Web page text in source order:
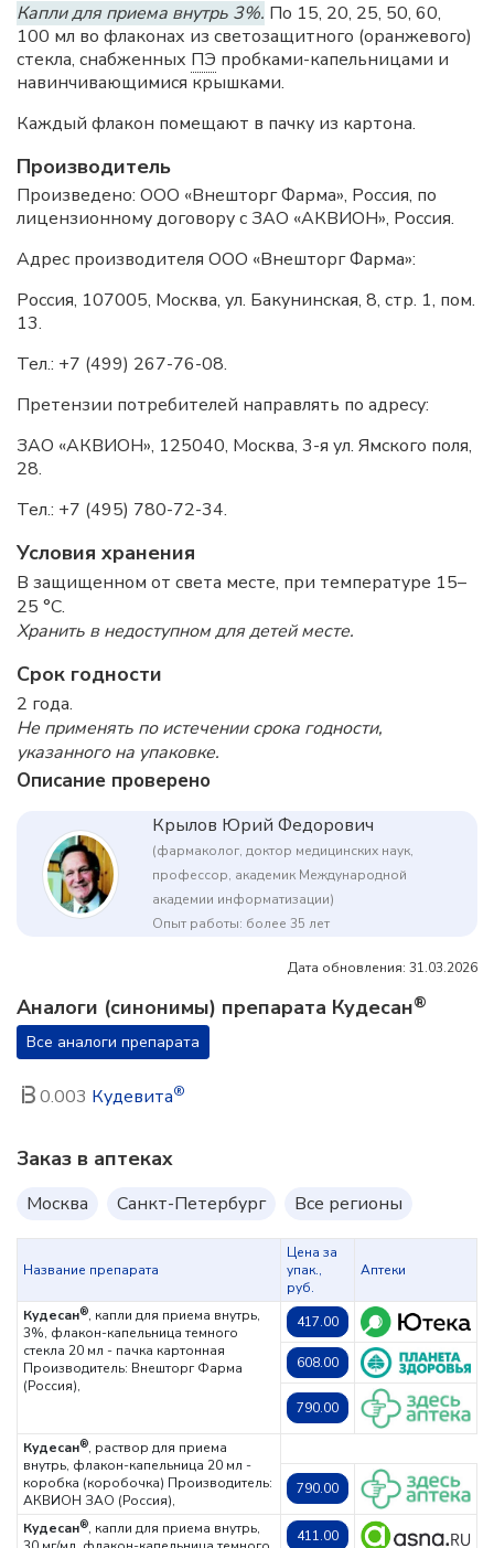
Капли для приема внутрь 3%. По 15, 20, 25, 50, 60,
100 мл во флаконах из светозащитного (оранжевого)
стекла, снабженных ПЭ пробками-капельницами и
навинчивающимися крышками.
Каждый флакон помещают в пачку из картона.
Производитель
Произведено: ООО «Внешторг Фарма», Россия, по
лицензионному договору с ЗАО «АКВИОН», Россия.
Адрес производителя ООО «Внешторг Фарма»:
Россия, 107005, Москва, ул. Бакунинская, 8, стр. 1, пом.
13.
Тел.: +7 (499) 267-76-08.
Претензии потребителей направлять по адресу:
ЗАО «АКВИОН», 125040, Москва, 3-я ул. Ямского поля,
28.
Тел.: +7 (495) 780-72-34.
Условия хранения
В защищенном от света месте, при температуре 15–
25 °C.
Хранить в недоступном для детей месте.
Срок годности
2 года.
Не применять по истечении срока годности,
указанного на упаковке.
Описание проверено
Крылов Юрий Федорович
(фармаколог, доктор медицинских наук,
профессор, академик Международной
академии информатизации)
Опыт работы: более 35 лет
Дата обновления: 31.03.2026
Аналоги (синонимы) препарата Кудесан®
Все аналоги препарата
0.003 Кудевита®
Заказ в аптеках
Москва Санкт-Петербург Все регионы
Название препарата
Цена за
упак.,
руб.
Аптеки
Кудесан®, капли для приема внутрь,
3%, флакон-капельница темного
стекла 20 мл - пачка картонная
Производитель: Внешторг Фарма
(Россия),
417.00
608.00
790.00
Кудесан®, раствор для приема
внутрь, флакон-капельница 20 мл -
коробка (коробочка) Производитель:
АКВИОН ЗАО (Россия),
790.00
Кудесан®, капли для приема внутрь,
411.00